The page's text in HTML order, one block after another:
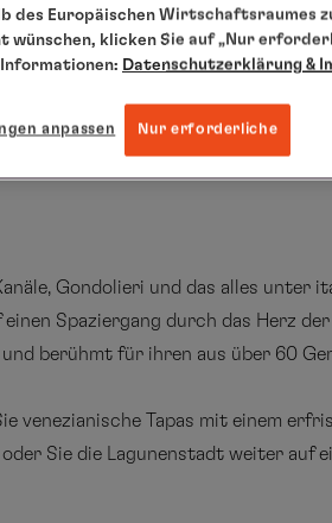
Gondolieri und das alles unter
Spaziergang durch das Herz
berühmt für ihren aus über 60
venezianische Tapas mit einem
Sie die Lagunenstadt weiter auf
des Europäischen Wirtschaftsraumes
wünschen, klicken Sie auf „Nur
Datenschutzerklärung &
anpassen Nur erforderliche